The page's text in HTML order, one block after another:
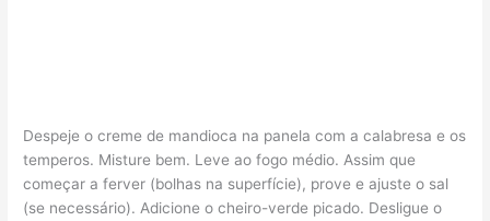
Despeje o creme de mandioca na panela com a calabresa e os
temperos. Misture bem. Leve ao fogo médio. Assim que
começar a ferver (bolhas na superfície), prove e ajuste o sal
(se necessário). Adicione o cheiro-verde picado. Desligue o